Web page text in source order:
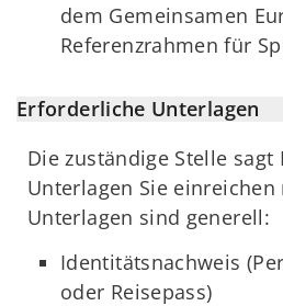
dem Gemeinsamen
Referenzrahmen für
Erforderliche Unterlagen
Die zuständige Stelle sagt
Unterlagen Sie
Unterlagen sind generell:
Identitätsnachweis
oder Reisepass)